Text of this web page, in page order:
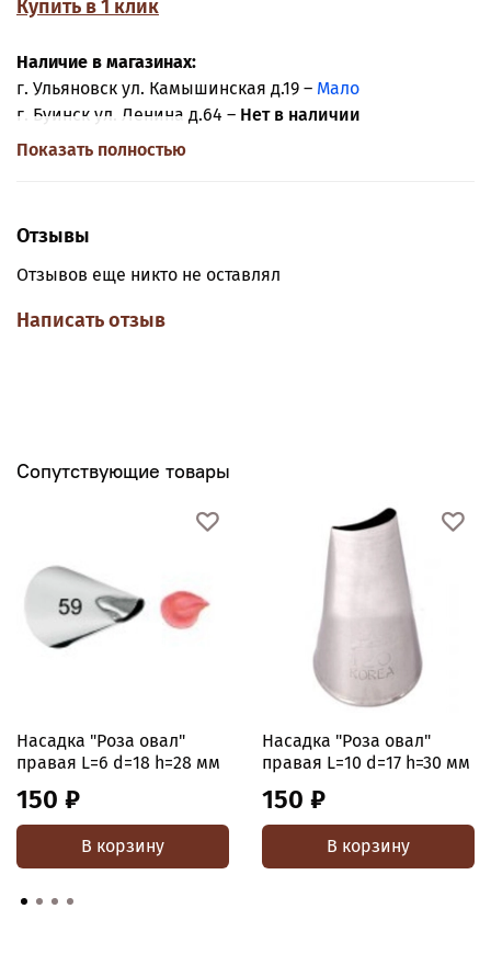
Купить в 1 клик
Наличие в магазинах:
г. Ульяновск ул. Камышинская д.19 – Мало
г. Буинск ул. Ленина д.64 – Нет в наличии
Показать полностью
Отзывы
Отзывов еще никто не оставлял
Написать отзыв
Сопутствующие товары
Насадка "Роза овал"
правая L=6 d=18 h=28 мм
150 ₽
В корзину
Насадка "Роза овал"
правая L=10 d=17 h=30 мм
150 ₽
В корзину